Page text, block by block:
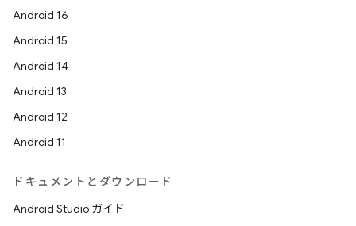
Android 16
Android 15
Android 14
Android 13
Android 12
Android 11
ドキュメントとダウンロード
Android Studio ガイド